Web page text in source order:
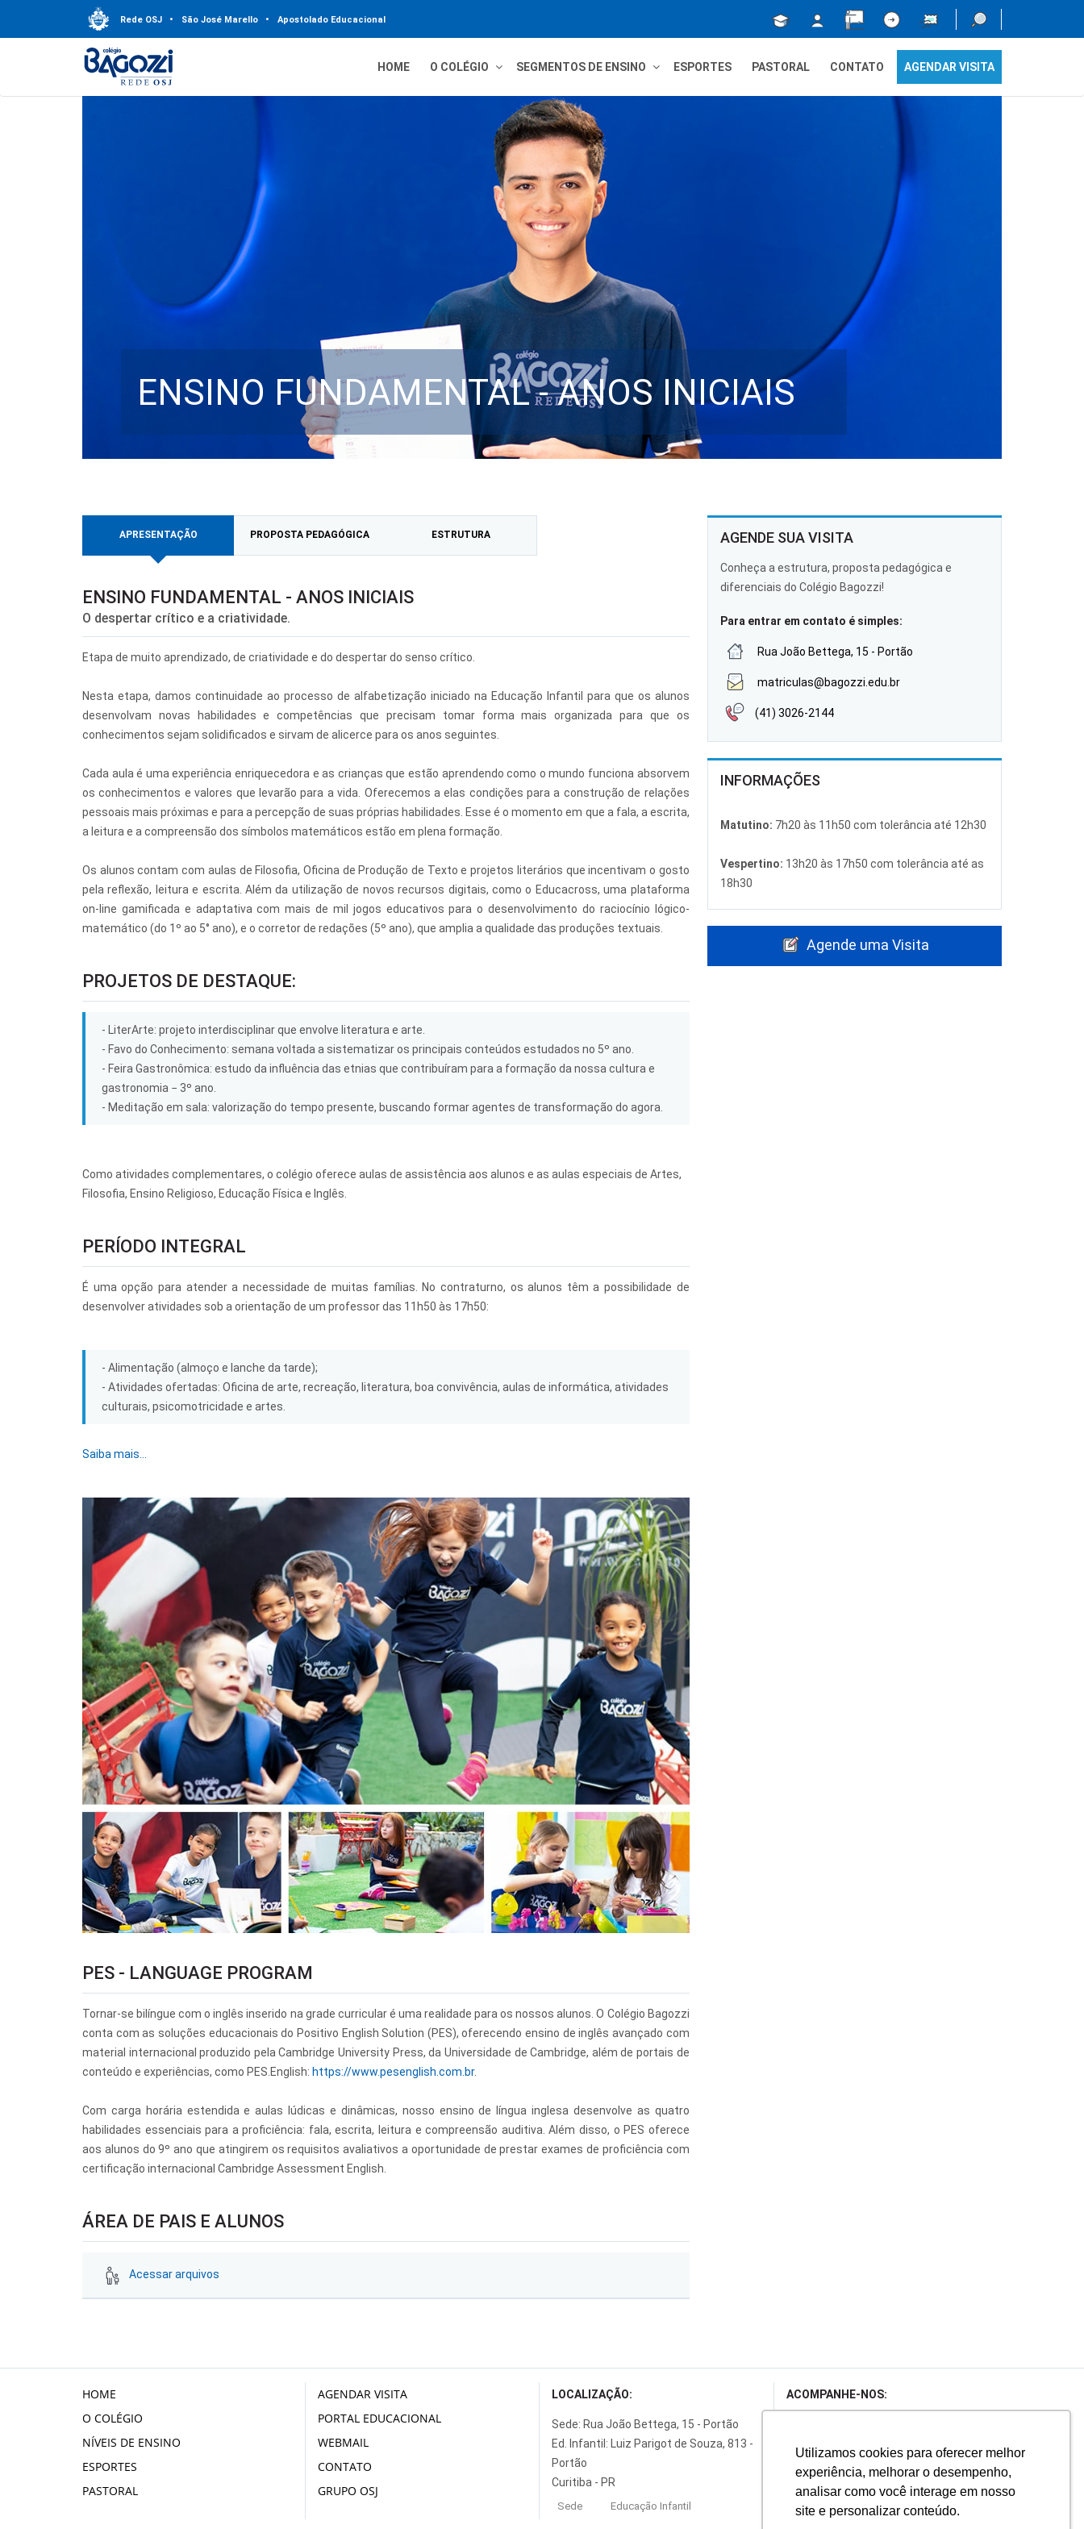
Utilizamos cookies para oferecer melhor
experiência, melhorar o desempenho,
analisar como você interage em nosso
site e personalizar conteúdo.
Rede OSJ • São José Marello • Apostolado Educacional
HOME O COLÉGIO SEGMENTOS DE ENSINO ESPORTES PASTORAL CONTATO AGENDAR VISITA
ENSINO FUNDAMENTAL - ANOS INICIAIS
APRESENTAÇÃO PROPOSTA PEDAGÓGICA ESTRUTURA
ENSINO FUNDAMENTAL - ANOS INICIAIS
O despertar crítico e a criatividade.
Etapa de muito aprendizado, de criatividade e do despertar do senso crítico.
Nesta etapa, damos continuidade ao processo de alfabetização iniciado na Educação Infantil para que os alunos
desenvolvam novas habilidades e competências que precisam tomar forma mais organizada para que os
conhecimentos sejam solidificados e sirvam de alicerce para os anos seguintes.
Cada aula é uma experiência enriquecedora e as crianças que estão aprendendo como o mundo funciona absorvem
os conhecimentos e valores que levarão para a vida. Oferecemos a elas condições para a construção de relações
pessoais mais próximas e para a percepção de suas próprias habilidades. Esse é o momento em que a fala, a escrita,
a leitura e a compreensão dos símbolos matemáticos estão em plena formação.
Os alunos contam com aulas de Filosofia, Oficina de Produção de Texto e projetos literários que incentivam o gosto
pela reflexão, leitura e escrita. Além da utilização de novos recursos digitais, como o Educacross, uma plataforma
on-line gamificada e adaptativa com mais de mil jogos educativos para o desenvolvimento do raciocínio lógico-
matemático (do 1º ao 5° ano), e o corretor de redações (5º ano), que amplia a qualidade das produções textuais.
PROJETOS DE DESTAQUE:
- LiterArte: projeto interdisciplinar que envolve literatura e arte.
- Favo do Conhecimento: semana voltada a sistematizar os principais conteúdos estudados no 5º ano.
- Feira Gastronômica: estudo da influência das etnias que contribuíram para a formação da nossa cultura e
gastronomia − 3º ano.
- Meditação em sala: valorização do tempo presente, buscando formar agentes de transformação do agora.
Como atividades complementares, o colégio oferece aulas de assistência aos alunos e as aulas especiais de Artes,
Filosofia, Ensino Religioso, Educação Física e Inglês.
PERÍODO INTEGRAL
É uma opção para atender a necessidade de muitas famílias. No contraturno, os alunos têm a possibilidade de
desenvolver atividades sob a orientação de um professor das 11h50 às 17h50:
- Alimentação (almoço e lanche da tarde);
- Atividades ofertadas: Oficina de arte, recreação, literatura, boa convivência, aulas de informática, atividades
culturais, psicomotricidade e artes.
Saiba mais...
PES - LANGUAGE PROGRAM
Tornar-se bilíngue com o inglês inserido na grade curricular é uma realidade para os nossos alunos. O Colégio Bagozzi
conta com as soluções educacionais do Positivo English Solution (PES), oferecendo ensino de inglês avançado com
material internacional produzido pela Cambridge University Press, da Universidade de Cambridge, além de portais de
conteúdo e experiências, como PES.English: https://www.pesenglish.com.br.
Com carga horária estendida e aulas lúdicas e dinâmicas, nosso ensino de língua inglesa desenvolve as quatro
habilidades essenciais para a proficiência: fala, escrita, leitura e compreensão auditiva. Além disso, o PES oferece
aos alunos do 9º ano que atingirem os requisitos avaliativos a oportunidade de prestar exames de proficiência com
certificação internacional Cambridge Assessment English.
ÁREA DE PAIS E ALUNOS
Acessar arquivos
AGENDE SUA VISITA
Conheça a estrutura, proposta pedagógica e
diferenciais do Colégio Bagozzi!
Para entrar em contato é simples:
Rua João Bettega, 15 - Portão
matriculas@bagozzi.edu.br
(41) 3026-2144
INFORMAÇÕES
Matutino: 7h20 às 11h50 com tolerância até 12h30
Vespertino: 13h20 às 17h50 com tolerância até as
18h30
Agende uma Visita
HOME
O COLÉGIO
NÍVEIS DE ENSINO
ESPORTES
PASTORAL
AGENDAR VISITA
PORTAL EDUCACIONAL
WEBMAIL
CONTATO
GRUPO OSJ
LOCALIZAÇÃO:
Sede: Rua João Bettega, 15 - Portão
Ed. Infantil: Luiz Parigot de Souza, 813 -
Portão
Curitiba - PR
Sede Educação Infantil
ACOMPANHE-NOS:
ENTRE EM CONTATO:
(41) 3026-2144